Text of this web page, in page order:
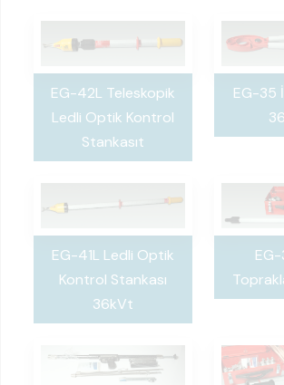
EG-42L Teleskopik
Ledli Optik Kontrol
Stankasıt
EG-35
EG-41L Ledli Optik
Kontrol Stankası
36kVt